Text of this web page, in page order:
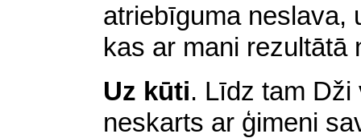
atriebīguma neslava,
kas ar mani rezultātā
Uz kūti. Līdz tam
neskarts ar ģimeni